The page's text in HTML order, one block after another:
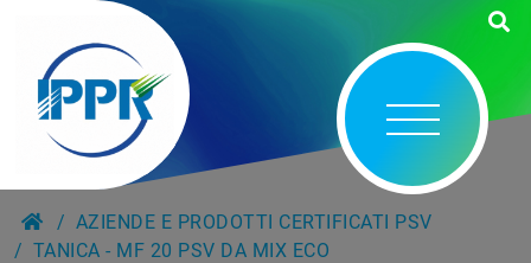
AZIENDE E PRODOTTI CERTIFICATI PSV
TANICA - MF 20 PSV DA MIX ECO